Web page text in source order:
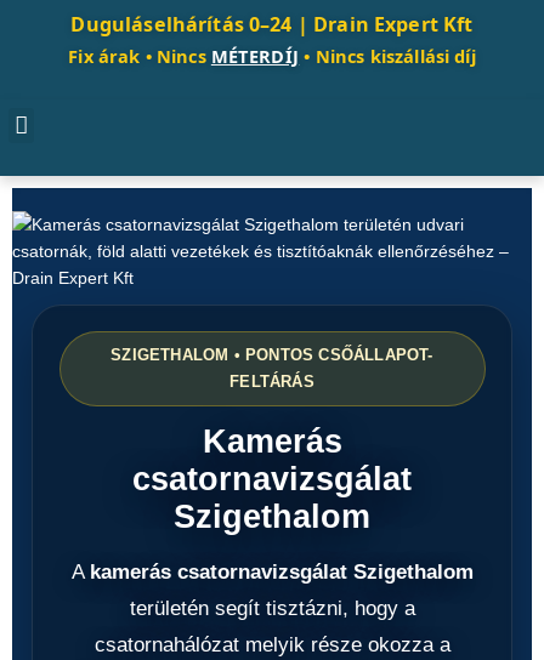
Duguláselhárítás 0–24 | Drain Expert Kft
Fix árak • Nincs MÉTERDÍJ • Nincs kiszállási díj
SZIGETHALOM • PONTOS CSŐÁLLAPOT-
FELTÁRÁS
Kamerás
csatornavizsgálat
Szigethalom
A kamerás csatornavizsgálat Szigethalom
területén segít tisztázni, hogy a
csatornahálózat melyik része okozza a